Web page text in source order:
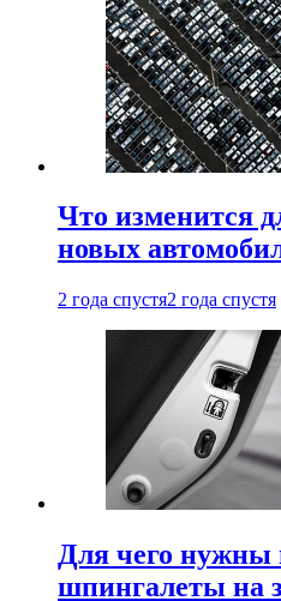
Что изменится
новых
2 года спустя2 года спустя
Для чего нужны
шпингалеты на